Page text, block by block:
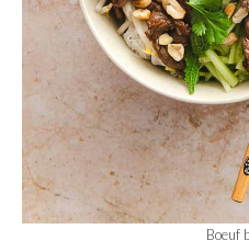
Boeuf